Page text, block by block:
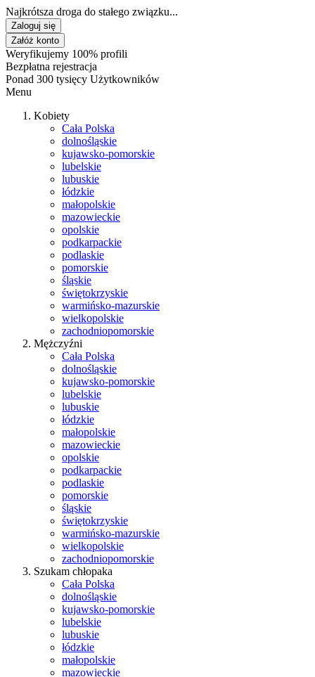
Najkrótsza droga do stałego związku...
Zaloguj się
Załóż konto
Weryfikujemy 100% profili
Bezpłatna rejestracja
Ponad 300 tysięcy Użytkowników
Menu
Kobiety
Cała Polska
dolnośląskie
kujawsko-pomorskie
lubelskie
lubuskie
łódzkie
małopolskie
mazowieckie
opolskie
podkarpackie
podlaskie
pomorskie
śląskie
świętokrzyskie
warmińsko-mazurskie
wielkopolskie
zachodniopomorskie
Mężczyźni
Cała Polska
dolnośląskie
kujawsko-pomorskie
lubelskie
lubuskie
łódzkie
małopolskie
mazowieckie
opolskie
podkarpackie
podlaskie
pomorskie
śląskie
świętokrzyskie
warmińsko-mazurskie
wielkopolskie
zachodniopomorskie
Szukam chłopaka
Cała Polska
dolnośląskie
kujawsko-pomorskie
lubelskie
lubuskie
łódzkie
małopolskie
mazowieckie